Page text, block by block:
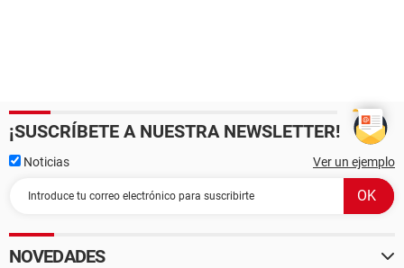
¡SUSCRÍBETE A NUESTRA NEWSLETTER!
Noticias Ver un ejemplo
NOVEDADES